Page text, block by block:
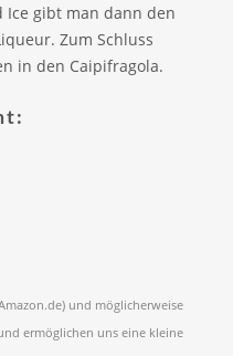
Ice gibt man dann den
Zum Schluss
in den Caipifragola.
und möglicherweise
ermöglichen uns eine kleine